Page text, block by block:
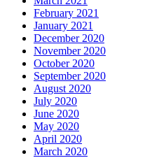
February 2021
January 2021
December 2020
November 2020
October 2020
September 2020
August 2020
July 2020
June 2020
May 2020
April 2020
March 2020